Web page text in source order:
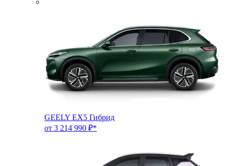
GEELY EX5 Гибрид
от 3 214 990 ₽*